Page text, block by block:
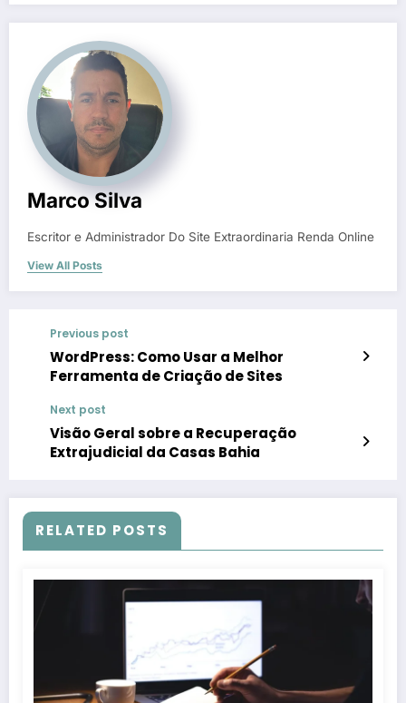
Marco Silva
Escritor e Administrador Do Site Extraordinaria Renda Online
View All Posts
Previous post
WordPress: Como Usar a Melhor
Ferramenta de Criação de Sites
Next post
Visão Geral sobre a Recuperação
Extrajudicial da Casas Bahia
RELATED POSTS